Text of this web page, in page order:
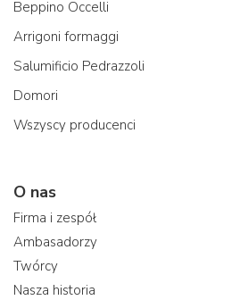
Beppino Occelli
Arrigoni formaggi
Salumificio Pedrazzoli
Domori
Wszyscy producenci
O nas
Firma i zespół
Ambasadorzy
Twórcy
Nasza historia